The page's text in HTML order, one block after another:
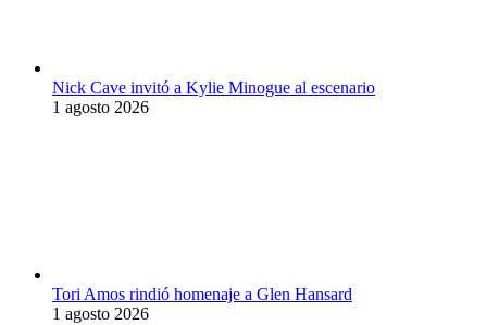
Nick Cave invitó a Kylie Minogue al escenario
1 agosto 2026
Tori Amos rindió homenaje a Glen Hansard
1 agosto 2026